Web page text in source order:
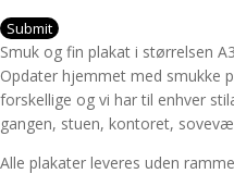
Submit
Smuk og fin plakat i størrelsen
Opdater hjemmet med smukke
forskellige og vi har til enhver
gangen, stuen, kontoret,
Alle plakater leveres uden